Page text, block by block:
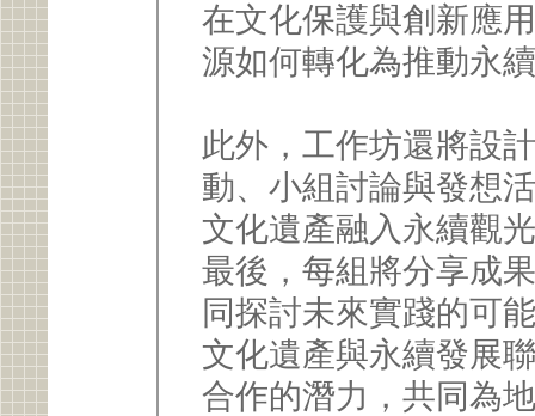
在文化保護與創新應
源如何轉化為推動永
此外，工作坊還將設
動、小組討論與發想
文化遺產融入永續觀
最後，每組將分享成
同探討未來實踐的可
文化遺產與永續發展
合作的潛力，共同為